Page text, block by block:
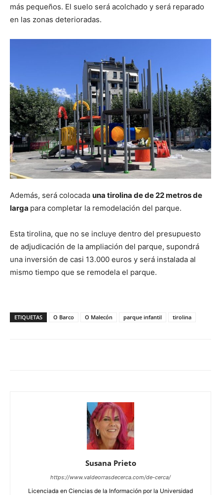
más pequeños. El suelo será acolchado y será reparado
en las zonas deterioradas.
Además, será colocada una tirolina de de 22 metros de
larga para completar la remodelación del parque.
Esta tirolina, que no se incluye dentro del presupuesto
de adjudicación de la ampliación del parque, supondrá
una inversión de casi 13.000 euros y será instalada al
mismo tiempo que se remodela el parque.
ETIQUETAS O Barco O Malecón parque infantil tirolina
Susana Prieto
https://www.valdeorrasdecerca.com/de-cerca/
Licenciada en Ciencias de la Información por la Universidad